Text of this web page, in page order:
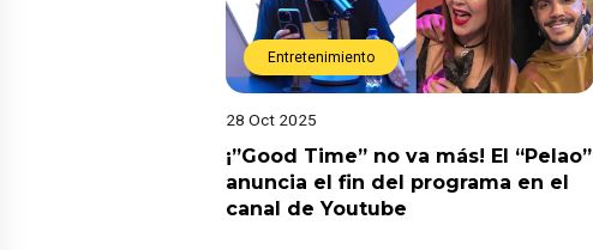
Entretenimiento
28 Oct 2025
¡”Good Time” no va más! El “Pelao”
anuncia el fin del programa en el
canal de Youtube